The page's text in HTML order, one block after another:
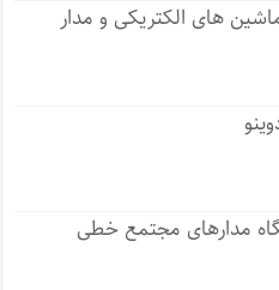
های الکتریکی و مدار
مدارهای مجتمع خطی